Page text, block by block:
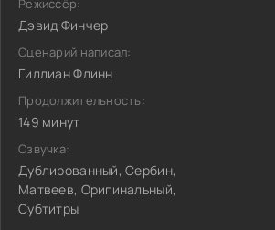
Режиссёр:
Дэвид Финчер
Сценарий написал:
Гиллиан Флинн
Продолжительность:
149 минут
Озвучка:
Дублированный, Сербин,
Матвеев, Оригинальный,
Субтитры